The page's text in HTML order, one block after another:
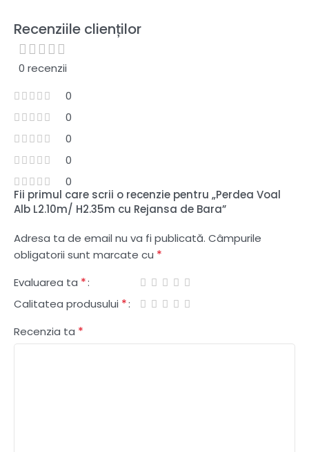
Recenziile clienților
0 recenzii
0
0
0
0
0
Fii primul care scrii o recenzie pentru „Perdea Voal
Alb L2.10m/ H2.35m cu Rejansa de Bara”
Adresa ta de email nu va fi publicată. Câmpurile
obligatorii sunt marcate cu *
Evaluarea ta *
Calitatea produsului *
Recenzia ta *